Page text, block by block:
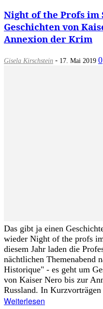
Night of the Profs im
Geschichten von
Annexion der Krim
Gisela Kirschstein - 17. Mai 2019 0
Das gibt ja einen
wieder Night of the profs
diesem Jahr laden die
nächtlichen Themenabend
Historique" - es geht um
von Kaiser Nero bis zur
Russland. In
Weiterlesen